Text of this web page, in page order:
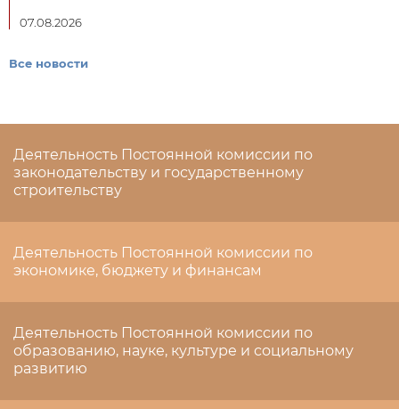
07.08.2026
Все новости
Деятельность Постоянной комиссии по
законодательству и государственному
строительству
Деятельность Постоянной комиссии по
экономике, бюджету и финансам
Деятельность Постоянной комиссии по
образованию, науке, культуре и социальному
развитию